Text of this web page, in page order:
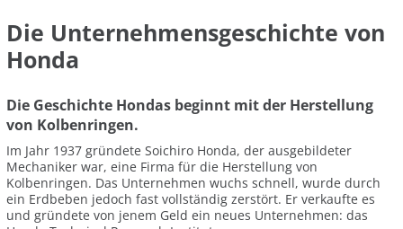
Die Unternehmensgeschichte von
Honda
Die Geschichte Hondas beginnt mit der Herstellung
von Kolbenringen.
Im Jahr 1937 gründete Soichiro Honda, der ausgebildeter
Mechaniker war, eine Firma für die Herstellung von
Kolbenringen. Das Unternehmen wuchs schnell, wurde durch
ein Erdbeben jedoch fast vollständig zerstört. Er verkaufte es
und gründete von jenem Geld ein neues Unternehmen: das